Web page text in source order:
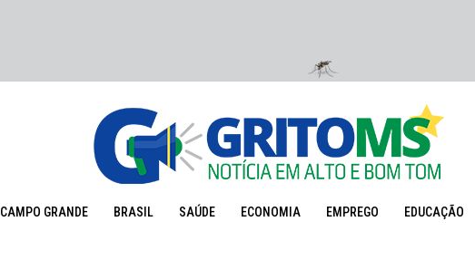
CAMPO GRANDE BRASIL SAÚDE ECONOMIA EMPREGO EDUCAÇÃO